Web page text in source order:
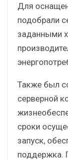
Для
подобрали
заданными
Также был
серверной
сроки
запуск,